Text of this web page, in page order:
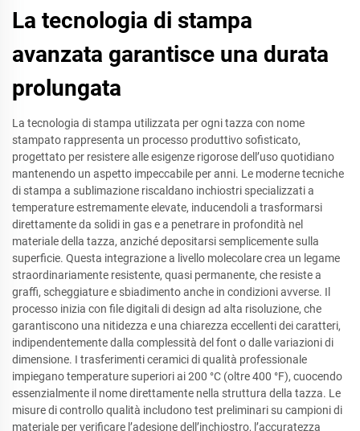
La tecnologia di stampa
avanzata garantisce una durata
prolungata
La tecnologia di stampa utilizzata per ogni tazza con nome
stampato rappresenta un processo produttivo sofisticato,
progettato per resistere alle esigenze rigorose dell’uso quotidiano
mantenendo un aspetto impeccabile per anni. Le moderne tecniche
di stampa a sublimazione riscaldano inchiostri specializzati a
temperature estremamente elevate, inducendoli a trasformarsi
direttamente da solidi in gas e a penetrare in profondità nel
materiale della tazza, anziché depositarsi semplicemente sulla
superficie. Questa integrazione a livello molecolare crea un legame
straordinariamente resistente, quasi permanente, che resiste a
graffi, scheggiature e sbiadimento anche in condizioni avverse. Il
processo inizia con file digitali di design ad alta risoluzione, che
garantiscono una nitidezza e una chiarezza eccellenti dei caratteri,
indipendentemente dalla complessità del font o dalle variazioni di
dimensione. I trasferimenti ceramici di qualità professionale
impiegano temperature superiori ai 200 °C (oltre 400 °F), cuocendo
essenzialmente il nome direttamente nella struttura della tazza. Le
misure di controllo qualità includono test preliminari su campioni di
materiale per verificare l’adesione dell’inchiostro, l’accuratezza